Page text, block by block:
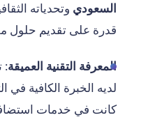
السعودي وتحدياته
قدرة على تقديم حلول
المعرفة التقنية العميقة:
لديه الخبرة الكافية في
كانت في خدمات